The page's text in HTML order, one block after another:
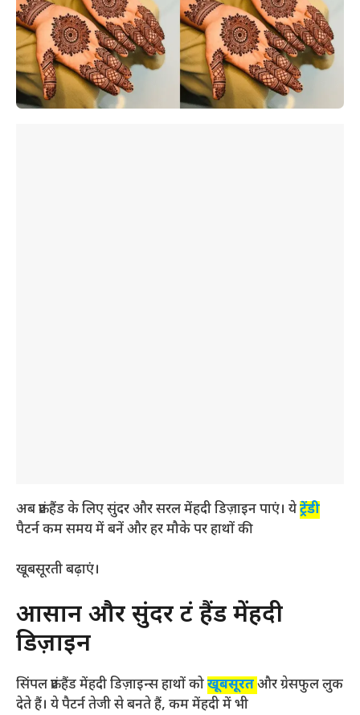
अब फ्रंट हैंड के लिए सुंदर और सरल मेंहदी डिज़ाइन पाएं। येट्रेंडी
पैटर्न कम समय में बनें और हर मौके पर हाथों की
खूबसूरती बढ़ाएं।
आसान और सुंदर फ्रंट हैंड मेंहदी
डिज़ाइन
सिंपल फ्रंट हैंड मेंहदी डिज़ाइन्स हाथों कोखूबसूरतऔर ग्रेसफुल लुक
देते हैं। ये पैटर्न तेजी से बनते हैं, कम मेंहदी में भी